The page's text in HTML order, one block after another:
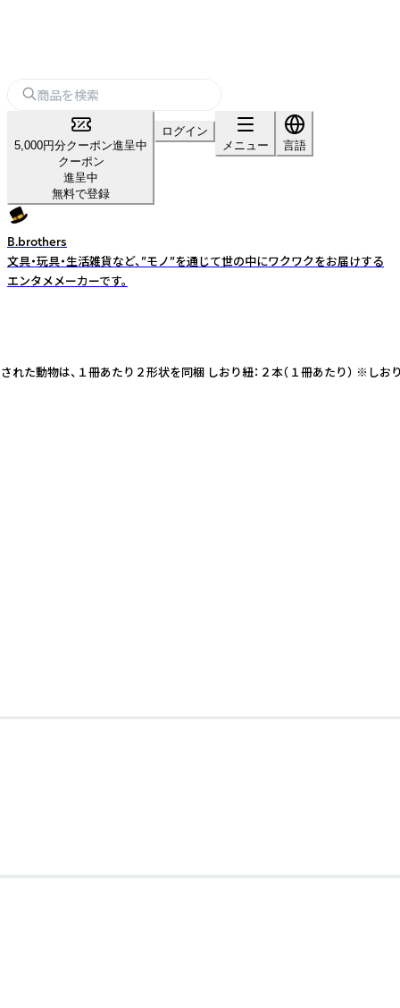
5,000円分クーポン進呈中
クーポン
進呈中
無料で登録
ログイン
メニュー
言語
B.brothers
文具・玩具・生活雑貨など、”モノ”を通じて世の中にワクワクをお届けする
エンタメメーカーです。
た動物は、１冊あたり２形状を同梱 しおり紐：２本（１冊あたり） ※し